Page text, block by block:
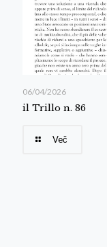
06/04/2026
il Trillo n. 86
Več